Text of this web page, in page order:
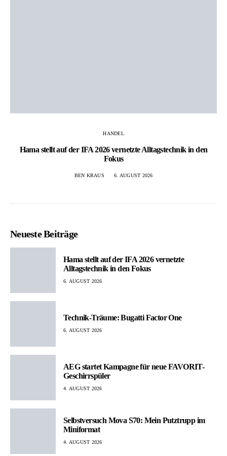
HANDEL
Hama stellt auf der IFA 2026 vernetzte Alltagstechnik in den
Fokus
BEN KRAUS 6. AUGUST 2026
Neueste Beiträge
Hama stellt auf der IFA 2026 vernetzte
Alltagstechnik in den Fokus
6. AUGUST 2026
Technik-Träume: Bugatti Factor One
6. AUGUST 2026
AEG startet Kampagne für neue FAVORIT-
Geschirrspüler
4. AUGUST 2026
Selbstversuch Mova S70: Mein Putztrupp im
Miniformat
4. AUGUST 2026